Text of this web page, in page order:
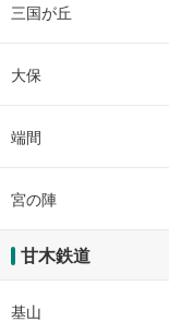
三国が丘
大保
端間
宮の陣
甘木鉄道
基山